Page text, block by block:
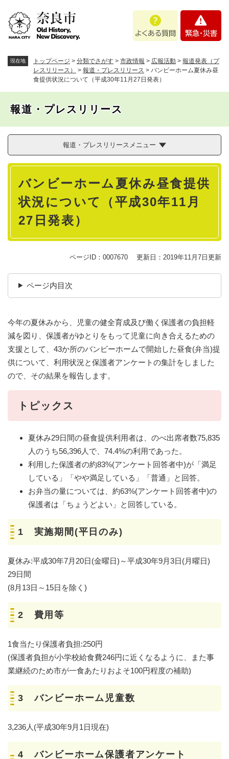
。
あ
問
・
現在地 トップページ > 分類でさがす > 市政情報 > 広報活動 > 報道発表（プ
レスリリース）
> 報道・プレスリリース > バンビーホーム夏休み昼
食提供状況について（平成30年11月27日発表）
報道・プレスリリース
報道・プレスリリースメニュー
本
バンビーホーム夏休み昼食提供
状況について（平成30年11月
27日発表）
ページID：0007670 更新日：2019年11月7日更新
ページ内目次
今年の夏休みから、児童の健全育成及び働く保護者の負担軽
減を図り、保護者がゆとりをもって児童に向き合えるための
支援として、43か所のバンビーホームで開始した昼食(弁当)提
供について、利用状況と保護者アンケートの集計をしました
ので、その結果を報告します。
トピックス
夏休み29日間の昼食提供利用者は、のべ出席者数75,835
人のうち56,396人で、74.4%の利用であった。
利用した保護者の約83%(アンケート回答者中)が「満足
している」「やや満足している」「普通」と回答。
お弁当の量については、約63%(アンケート回答者中)の
保護者は「ちょうどよい」と回答している。
1 実施期間(平日のみ)
夏休み:平成30年7月20日(金曜日)～平成30年9月3日(月曜日)
29日間
(8月13日～15日を除く)
2 費用等
1食当たり保護者負担:250円
(保護者負担が小学校給食費246円に近くなるように、また事
業継続のため市が一食あたりおよそ100円程度の補助)
3 バンビーホーム児童数
3,236人(平成30年9月1日現在)
4 バンビーホーム保護者アンケート